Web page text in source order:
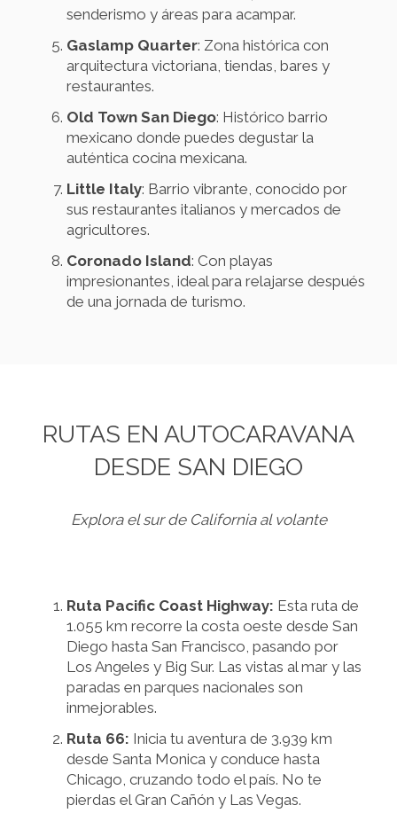
senderismo y áreas para acampar.
Gaslamp Quarter: Zona histórica con
arquitectura victoriana, tiendas, bares y
restaurantes.
Old Town San Diego: Histórico barrio
mexicano donde puedes degustar la
auténtica cocina mexicana.
Little Italy: Barrio vibrante, conocido por
sus restaurantes italianos y mercados de
agricultores.
Coronado Island: Con playas
impresionantes, ideal para relajarse después
de una jornada de turismo.
RUTAS EN AUTOCARAVANA
DESDE SAN DIEGO
Explora el sur de California al volante
Ruta Pacific Coast Highway: Esta ruta de
1.055 km recorre la costa oeste desde San
Diego hasta San Francisco, pasando por
Los Angeles y Big Sur. Las vistas al mar y las
paradas en parques nacionales son
inmejorables.
Ruta 66: Inicia tu aventura de 3.939 km
desde Santa Monica y conduce hasta
Chicago, cruzando todo el país. No te
pierdas el Gran Cañón y Las Vegas.